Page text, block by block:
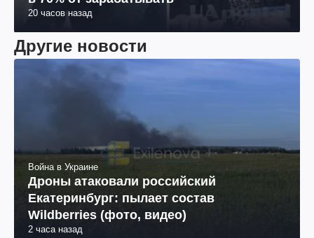
20 часов назад
Другие новости
Война в Украине
Дроны атаковали российский
Екатеринбург: пылает состав
Wildberries (фото, видео)
2 часа назад